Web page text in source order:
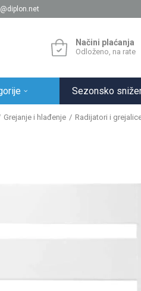
Načini plaćanja
Odloženo, na rate
Sezonsko
Grejanje i hlađenje Radijatori i